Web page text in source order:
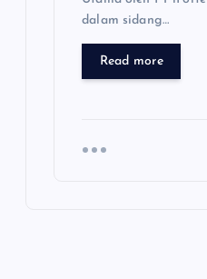
dalam sidang…
Read more